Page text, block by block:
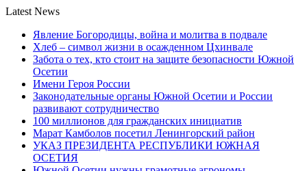
Latest News
Явление Богородицы, война и молитва в подвале
Хлеб – символ жизни в осажденном Цхинвале
Забота о тех, кто стоит на защите безопасности Южной
Осетии
Имени Героя России
Законодательные органы Южной Осетии и России
развивают сотрудничество
100 миллионов для гражданских инициатив
Марат Камболов посетил Ленингорский район
УКАЗ ПРЕЗИДЕНТА РЕСПУБЛИКИ ЮЖНАЯ
ОСЕТИЯ